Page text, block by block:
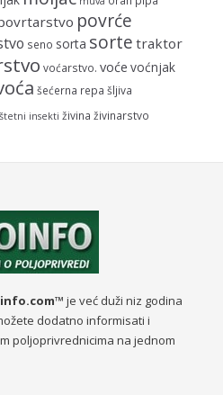
povrće
seno sorta sorte traktor
voćarstvo. voće voćnjak
šećerna repa šljiva
štetni insekti živina živinarstvo
je već duži niz godina
dodatno informisati i
poljoprivrednicima na jednom